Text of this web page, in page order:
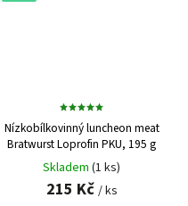
Nízkobílkovinný luncheon meat
Bratwurst Loprofin PKU, 195 g
Skladem (1 ks)
215 Kč / ks